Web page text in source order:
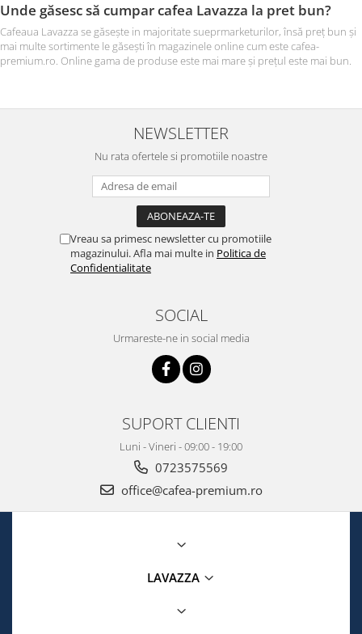
Unde găsesc să cumpar cafea Lavazza la pret bun?
Cafeaua Lavazza se găsește in majoritate sueprmarketurilor, însă preț bun și
mai multe sortimente le găsești în magazinele online cum este cafea-
premium.ro. Online gama de produse este mai mare și prețul este mai bun.
NEWSLETTER
Nu rata ofertele si promotiile noastre
Vreau sa primesc newsletter cu promotiile
magazinului. Afla mai multe in Politica de
Confidentialitate
SOCIAL
Urmareste-ne in social media
SUPORT CLIENTI
Luni - Vineri - 09:00 - 19:00
0723575569
office@cafea-premium.ro
LAVAZZA